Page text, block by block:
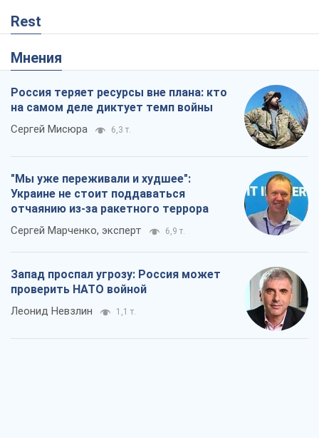
Rest
Мнения
Россия теряет ресурсы вне плана: кто
на самом деле диктует темп войны
Сергей Мисюра 6,3 т.
"Мы уже переживали и худшее":
Украине не стоит поддаваться
отчаянию из-за ракетного террора
Сергей Марченко, эксперт 6,9 т.
Запад проспал угрозу: Россия может
проверить НАТО войной
Леонид Невзлин 1,1 т.